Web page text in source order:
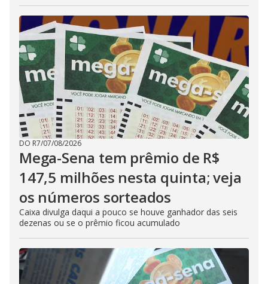
DO R7/07/08/2026
Mega-Sena tem prêmio de R$
147,5 milhões nesta quinta; veja
os números sorteados
Caixa divulga daqui a pouco se houve ganhador das seis
dezenas ou se o prêmio ficou acumulado